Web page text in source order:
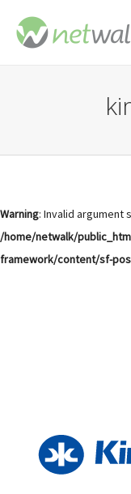
Warning: Invalid argument
/home/netwalk/
framework/content/sf-